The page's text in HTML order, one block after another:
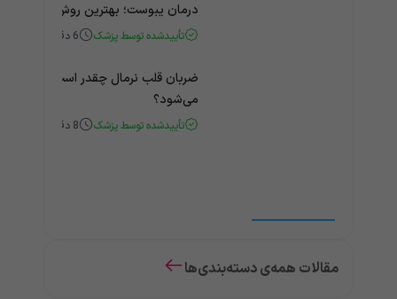
درمان یبوست؛ بهترین روش‌های
تأییدشده توسط پزشک 6 دقیقه
ضربان قلب نرمال چقدر است؟ چه
می‌شود؟
تأییدشده توسط پزشک 8 دقیقه
مقالات همه‌ی دسته‌بندی‌ها